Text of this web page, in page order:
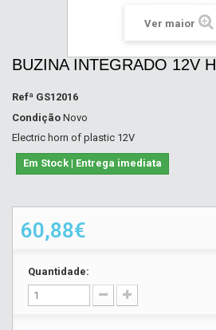
Ver maior
BUZINA INTEGRADO 12V H
Refª GS12016
Condição Novo
Electric horn of plastic 12V
Em Stock | Entrega imediata
60,88€
Quantidade: